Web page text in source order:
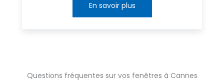
En savoir plus
Questions fréquentes sur vos fenêtres à Cannes